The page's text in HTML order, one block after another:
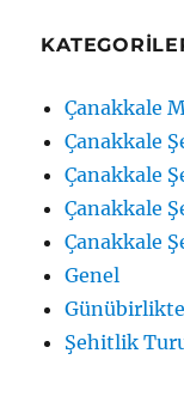
Çanakkale
Çanakkale
Çanakkale
Çanakkale
Çanakkale
Genel
Şehitlik